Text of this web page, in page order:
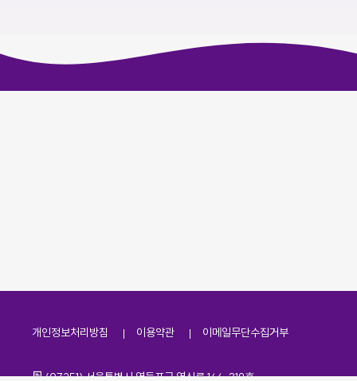
개인정보처리방침 이용약관 이메일무단수집거부
주소
(07251) 서울특별시 영등포구 영신로 166, 319호